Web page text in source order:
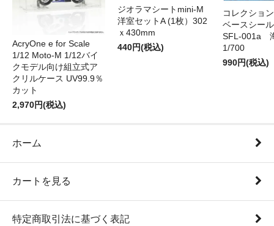
AcryOne e for Scale
1/12 Moto-M 1/12バイ
クモデル向け組立式ア
クリルケース UV99.9％
カット
2,970円(税込)
ジオラマシートmini-M
洋室セットA (1枚）302
ｘ430mm
440円(税込)
コレクショ
ベースシー
SFL-001a
1/700
990円(税込)
ホーム
カートを見る
特定商取引法に基づく表記